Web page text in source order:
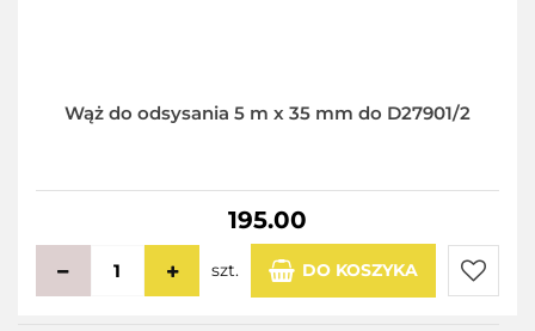
Wąż do odsysania 5 m x 35 mm do D27901/2
195.00
szt. DO KOSZYKA
Do